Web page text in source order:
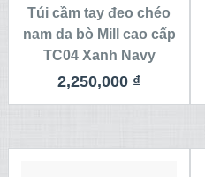
Túi cầm tay đeo chéo
nam da bò Mill cao cấp
TC04 Xanh Navy
2,250,000 ₫